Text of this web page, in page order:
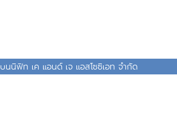
นนิฟิท เค แอนด์ เจ แอสโซซิเอท จำกัด